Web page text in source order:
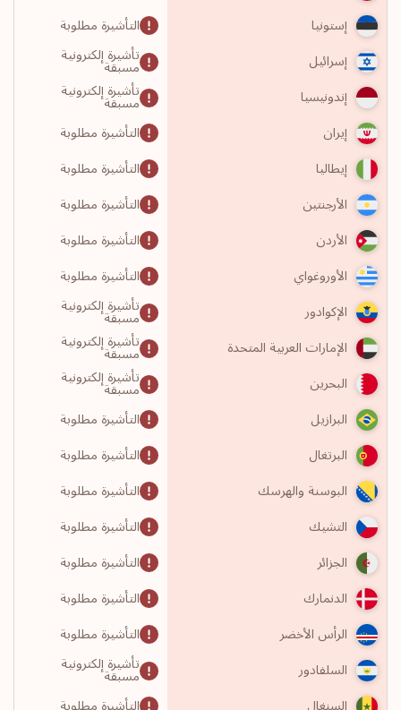
إستونيا
التأشيرة مطلوبة
إسرائيل
تأشيرة إلكترونية
مسبقة
إندونيسيا
تأشيرة إلكترونية
مسبقة
إيران
التأشيرة مطلوبة
إيطاليا
التأشيرة مطلوبة
الأرجنتين
التأشيرة مطلوبة
الأردن
التأشيرة مطلوبة
الأوروغواي
التأشيرة مطلوبة
الإكوادور
تأشيرة إلكترونية
مسبقة
الإمارات العربية المتحدة
تأشيرة إلكترونية
مسبقة
البحرين
تأشيرة إلكترونية
مسبقة
البرازيل
التأشيرة مطلوبة
البرتغال
التأشيرة مطلوبة
البوسنة والهرسك
التأشيرة مطلوبة
التشيك
التأشيرة مطلوبة
الجزائر
التأشيرة مطلوبة
الدنمارك
التأشيرة مطلوبة
الرأس الأخضر
التأشيرة مطلوبة
السلفادور
تأشيرة إلكترونية
مسبقة